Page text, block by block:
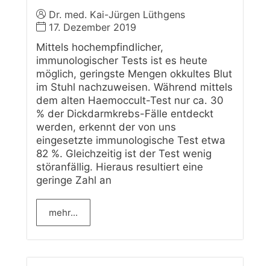
Dr. med. Kai-Jürgen Lüthgens
17. Dezember 2019
Mittels hochempfindlicher,
immunologischer Tests ist es heute
möglich, geringste Mengen okkultes Blut
im Stuhl nachzuweisen. Während mittels
dem alten Haemoccult-Test nur ca. 30
% der Dickdarmkrebs-Fälle entdeckt
werden, erkennt der von uns
eingesetzte immunologische Test etwa
82 %. Gleichzeitig ist der Test wenig
störanfällig. Hieraus resultiert eine
geringe Zahl an
mehr...